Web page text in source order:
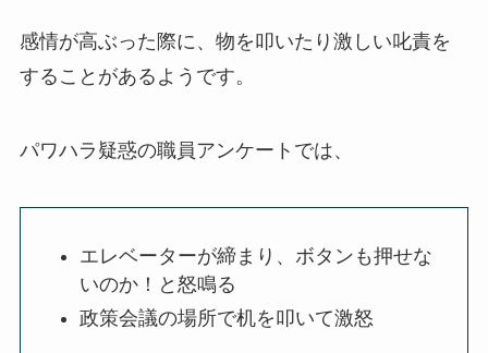
感情が高ぶった際に、物を叩いたり激しい叱責を
することがあるようです。
パワハラ疑惑の職員アンケートでは、
エレベーターが締まり、ボタンも押せな
いのか！と怒鳴る
政策会議の場所で机を叩いて激怒